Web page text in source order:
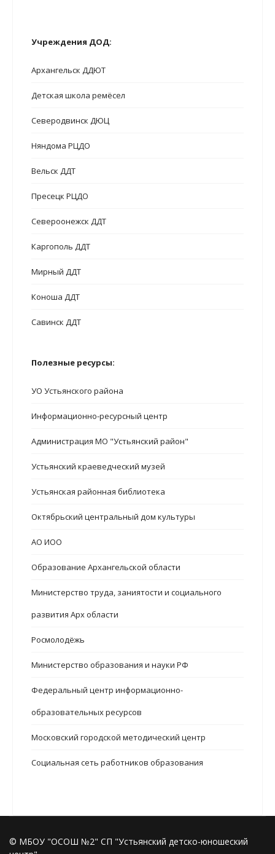
Учреждения ДОД:
Архангельск ДДЮТ
Детская школа ремёсел
Северодвинск ДЮЦ
Няндома РЦДО
Вельск ДДТ
Пресецк РЦДО
Североонежск ДДТ
Каргополь ДДТ
Мирный ДДТ
Коноша ДДТ
Савинск ДДТ
Полезные ресурсы:
УО Устьянского района
Информационно-ресурсный центр
Администрация МО "Устьянский район"
Устьянский краеведческий музей
Устьянская районная библиотека
Октябрьский центральный дом культуры
АО ИОО
Образование Архангельской области
Министерство труда, заниятости и социального
развития Арх области
Росмолодёжь
Министерство образования и науки РФ
Федеральный центр информационно-
образовательных ресурсов
Московский городской методический центр
Социальная сеть работников образования
© МБОУ "ОСОШ №2" СП "Устьянский детско-юношеский